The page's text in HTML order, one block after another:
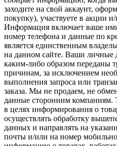
заходите на свой аккаунт,
покупку), участвуете в акции
Информация включает ваше
номер телефона и данные по
является единственным
на данном сайте. Ваши личные
каким-либо образом переданы
причинам, за исключением
выполнения запроса или
заказа. Мы не продаем, не
данные сторонним компаниям.
в целях информирования о
осуществлять обработку
данных и направлять на
почты и/или на номер